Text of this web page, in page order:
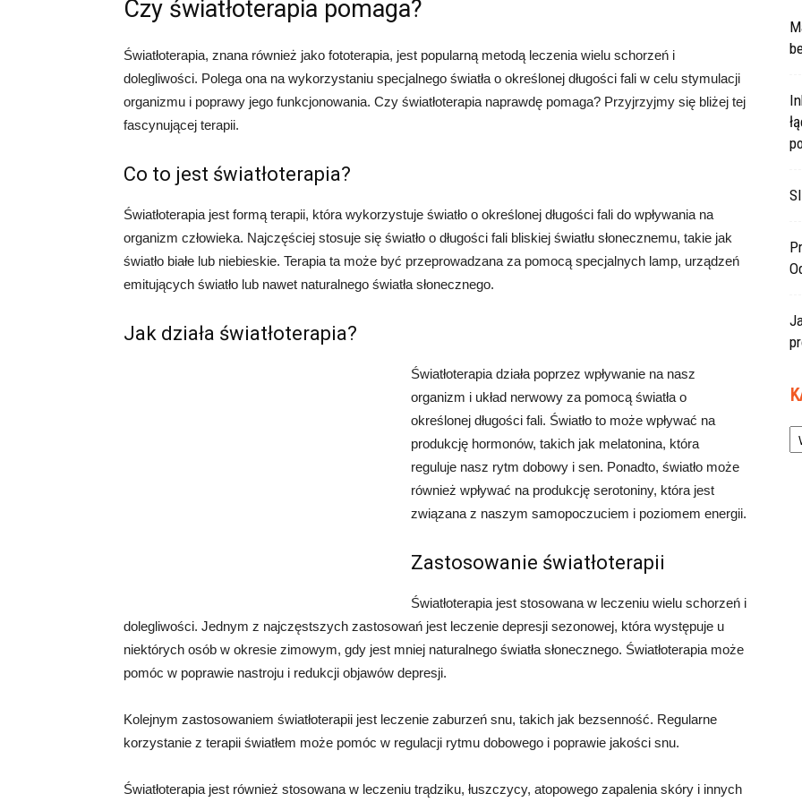
Czy światłoterapia pomaga?
Światłoterapia, znana również jako fototerapia, jest popularną metodą leczenia wielu schorzeń i
dolegliwości. Polega ona na wykorzystaniu specjalnego światła o określonej długości fali w celu stymulacji
organizmu i poprawy jego funkcjonowania. Czy światłoterapia naprawdę pomaga? Przyjrzyjmy się bliżej tej
fascynującej terapii.
Co to jest światłoterapia?
Światłoterapia jest formą terapii, która wykorzystuje światło o określonej długości fali do wpływania na
organizm człowieka. Najczęściej stosuje się światło o długości fali bliskiej światłu słonecznemu, takie jak
światło białe lub niebieskie. Terapia ta może być przeprowadzana za pomocą specjalnych lamp, urządzeń
emitujących światło lub nawet naturalnego światła słonecznego.
Jak działa światłoterapia?
Światłoterapia działa poprzez wpływanie na nasz
organizm i układ nerwowy za pomocą światła o
określonej długości fali. Światło to może wpływać na
produkcję hormonów, takich jak melatonina, która
reguluje nasz rytm dobowy i sen. Ponadto, światło może
również wpływać na produkcję serotoniny, która jest
związana z naszym samopoczuciem i poziomem energii.
Zastosowanie światłoterapii
Światłoterapia jest stosowana w leczeniu wielu schorzeń i
dolegliwości. Jednym z najczęstszych zastosowań jest leczenie depresji sezonowej, która występuje u
niektórych osób w okresie zimowym, gdy jest mniej naturalnego światła słonecznego. Światłoterapia może
pomóc w poprawie nastroju i redukcji objawów depresji.
Kolejnym zastosowaniem światłoterapii jest leczenie zaburzeń snu, takich jak bezsenność. Regularne
korzystanie z terapii światłem może pomóc w regulacji rytmu dobowego i poprawie jakości snu.
Światłoterapia jest również stosowana w leczeniu trądziku, łuszczycy, atopowego zapalenia skóry i innych